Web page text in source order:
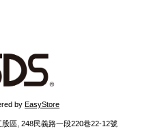
by EasyStore
區, 248民義路一段220巷22-12號